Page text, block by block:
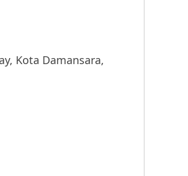
Kota Damansara,